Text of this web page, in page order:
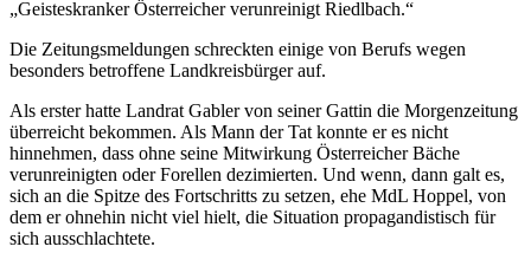
„Geisteskranker Österreicher verunreinigt Riedlbach.“
Die Zeitungsmeldungen schreckten einige von Berufs wegen
besonders betroffene Landkreisbürger auf.
Als erster hatte Landrat Gabler von seiner Gattin die Morgenzeitung
überreicht bekommen. Als Mann der Tat konnte er es nicht
hinnehmen, dass ohne seine Mitwirkung Österreicher Bäche
verunreinigten oder Forellen dezimierten. Und wenn, dann galt es,
sich an die Spitze des Fortschritts zu setzen, ehe MdL Hoppel, von
dem er ohnehin nicht viel hielt, die Situation propagandistisch für
sich ausschlachtete.